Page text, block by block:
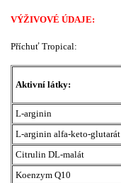
VÝŽIVOVÉ ÚDAJE:
Příchuť Tropical:
Aktivní látky:
L-arginin
L-arginin alfa-keto-glutarát
Citrulin DL-malát
Koenzym Q10